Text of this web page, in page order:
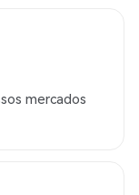
mercados